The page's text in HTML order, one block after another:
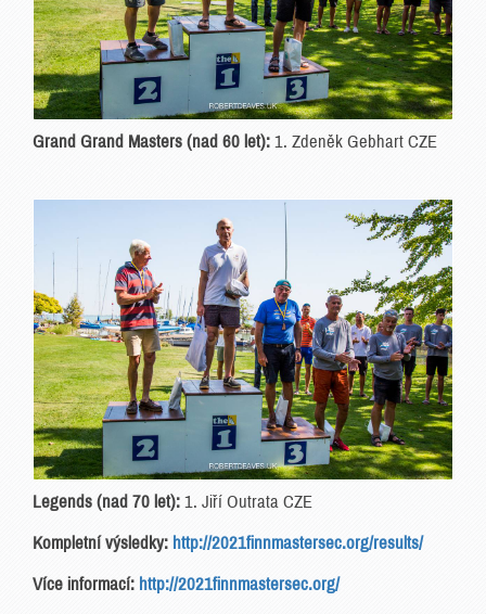
Grand Grand Masters (nad 60 let): 1. Zdeněk Gebhart CZE
Legends (nad 70 let): 1. Jiří Outrata CZE
Kompletní výsledky: http://2021finnmastersec.org/results/
Více informací: http://2021finnmastersec.org/